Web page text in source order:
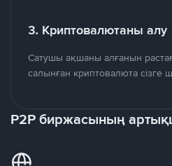
3. Криптовалютаны алу
Сатушы ақшаны алғанын
салынған криптовалюта сізге
P2P биржасының